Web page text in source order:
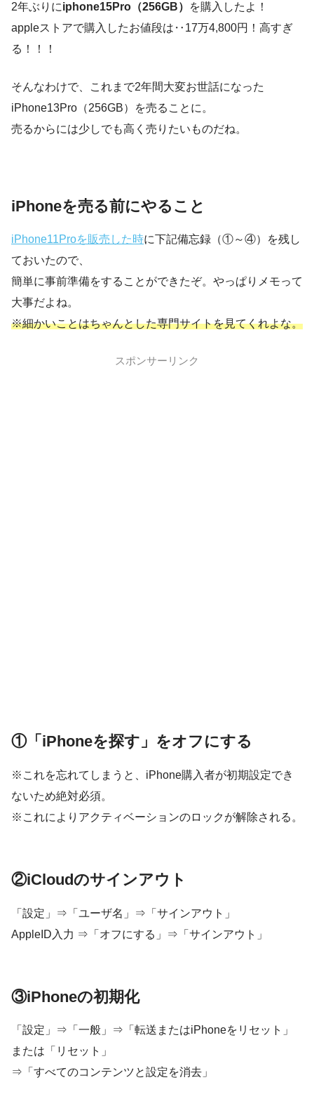
2年ぶりにiphone15Pro（256GB）
を購入したよ！
appleストアで購入したお値段は‥17万4,800円！高すぎ
る！！！
そんなわけで、これまで2年間大変お世話になった
iPhone13Pro（256GB）を売ることに。
売るからには少しでも高く売りたいものだね。
iPhoneを売る前にやること
iPhone11Proを販売した時に下記備忘録（①～④）を残し
ておいたので、
簡単に事前準備をすることができたぞ。やっぱりメモって
大事だよね。
※細かいことはちゃんとした専門サイトを見てくれよな。
スポンサーリンク
①「iPhoneを探す」をオフにする
※これを忘れてしまうと、iPhone購入者が初期設定でき
ないため絶対必須。
※これによりアクティベーションのロックが解除される。
②iCloudのサインアウト
「設定」⇒「ユーザ名」⇒「サインアウト」
AppleID入力 ⇒「オフにする」⇒「サインアウト」
③iPhoneの初期化
「設定」⇒「一般」⇒「転送またはiPhoneをリセット」
または「リセット」
⇒「すべてのコンテンツと設定を消去」